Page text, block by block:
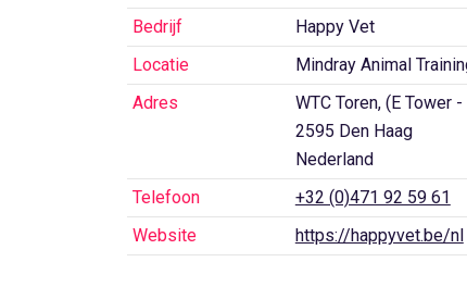
Bedrijf
Happy Vet
Locatie
Mindray Animal
Adres
WTC Toren, (E Tower
2595 Den Haag
Nederland
Telefoon
+32 (0)471 92 59 61
Website
https://happyvet.be/nl